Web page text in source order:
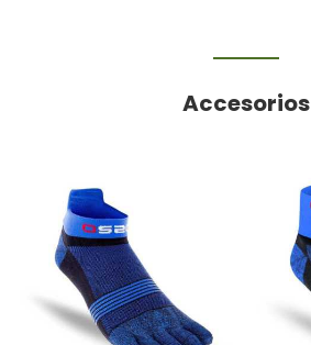
Accesorios